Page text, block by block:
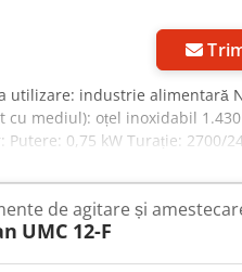
utilizare: industrie alimentară
mediul): oțel inoxidabil
0,75 kW Turație: 2700/
400 mm
de agitare și
UMC 12-F